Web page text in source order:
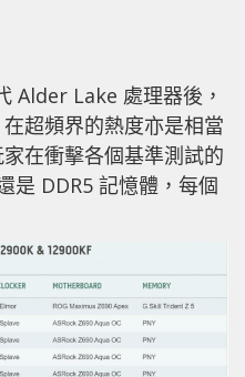
Alder Lake 處理器後，
超頻界的熱度亦是相當
在衝擊各個基準測試的
是 DDR5 記憶體，每個